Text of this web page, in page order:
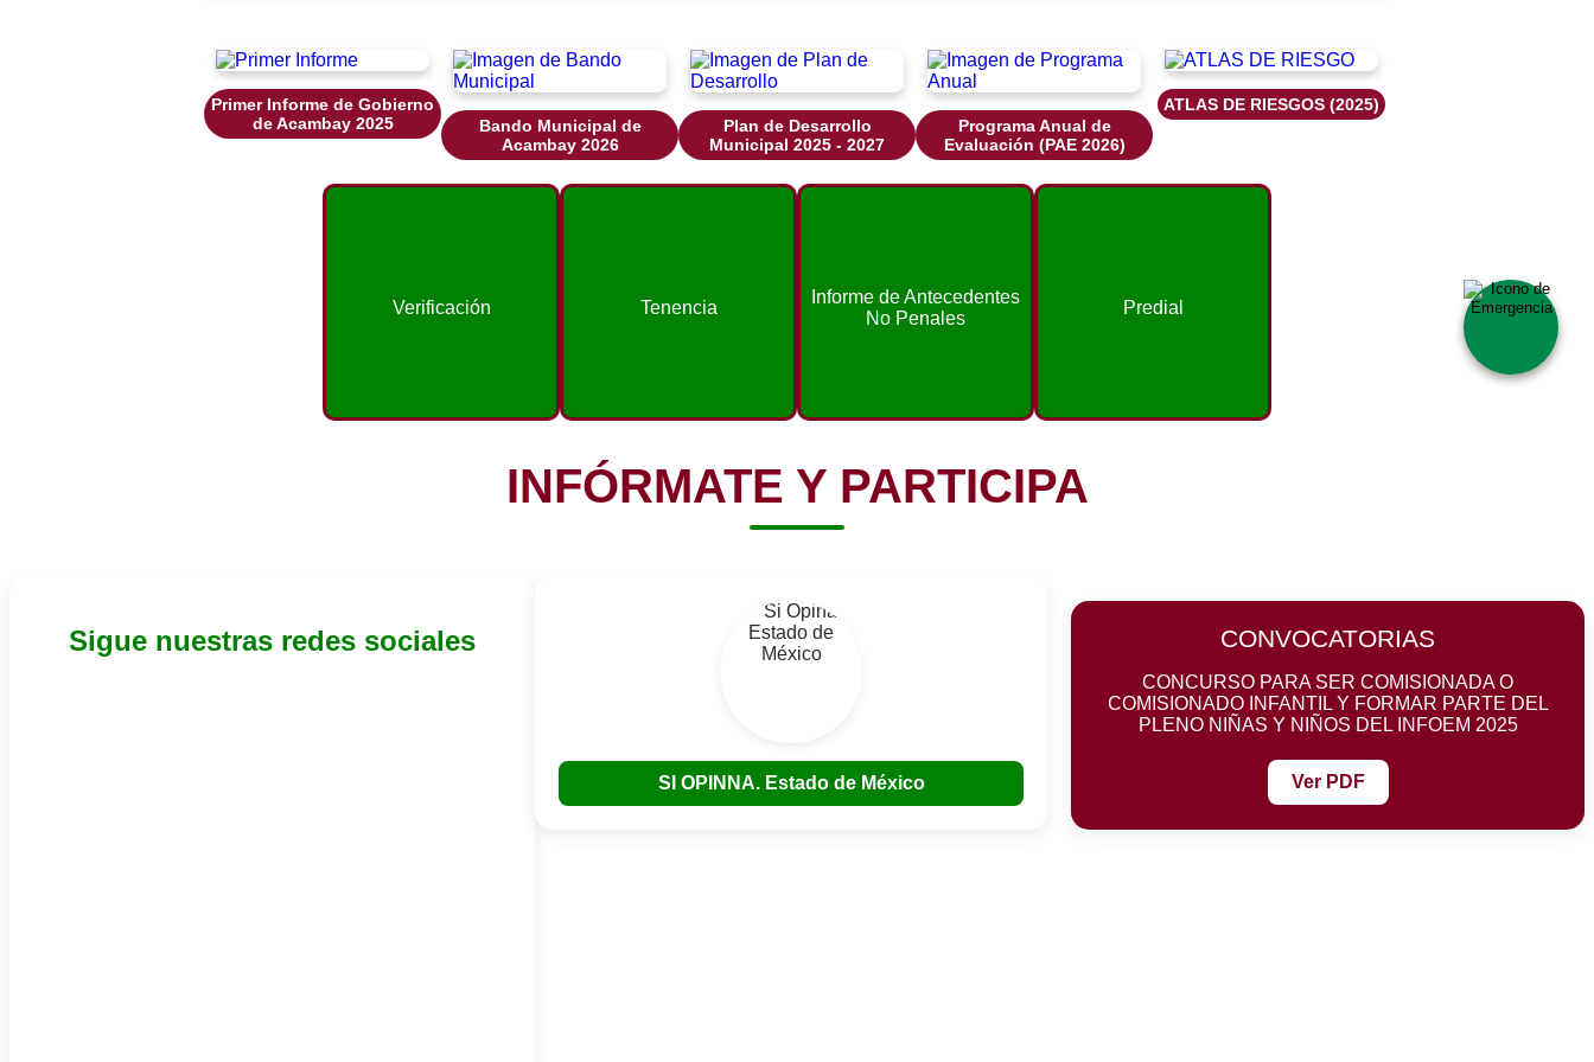
Primer Informe de Gobierno
de Acambay 2025
Bando Municipal de
Acambay 2026
Plan de Desarrollo
Municipal 2025 - 2027
Programa Anual de
Evaluación (PAE 2026)
ATLAS DE RIESGOS (2025)
Verificación Tenencia
Informe de Antecedentes
No Penales
Predial
INFÓRMATE Y PARTICIPA
Sigue nuestras redes sociales
SI OPINNA. Estado de México
CONVOCATORIAS
CONCURSO PARA SER COMISIONADA O
COMISIONADO INFANTIL Y FORMAR PARTE DEL
PLENO NIÑAS Y NIÑOS DEL INFOEM 2025
Ver PDF